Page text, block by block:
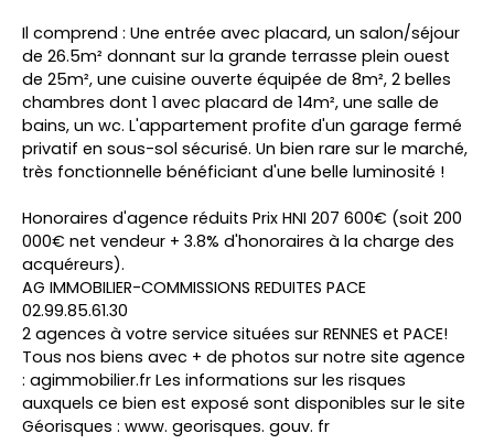
Il comprend : Une entrée avec placard, un salon/séjour
de 26.5m² donnant sur la grande terrasse plein ouest
de 25m², une cuisine ouverte équipée de 8m², 2 belles
chambres dont 1 avec placard de 14m², une salle de
bains, un wc. L'appartement profite d'un garage fermé
privatif en sous-sol sécurisé. Un bien rare sur le marché,
très fonctionnelle bénéficiant d'une belle luminosité !
Honoraires d'agence réduits Prix HNI 207 600€ (soit 200
000€ net vendeur + 3.8% d'honoraires à la charge des
acquéreurs).
AG IMMOBILIER-COMMISSIONS REDUITES PACE
02.99.85.61.30
2 agences à votre service situées sur RENNES et PACE!
Tous nos biens avec + de photos sur notre site agence
: agimmobilier.fr Les informations sur les risques
auxquels ce bien est exposé sont disponibles sur le site
Géorisques : www. georisques. gouv. fr